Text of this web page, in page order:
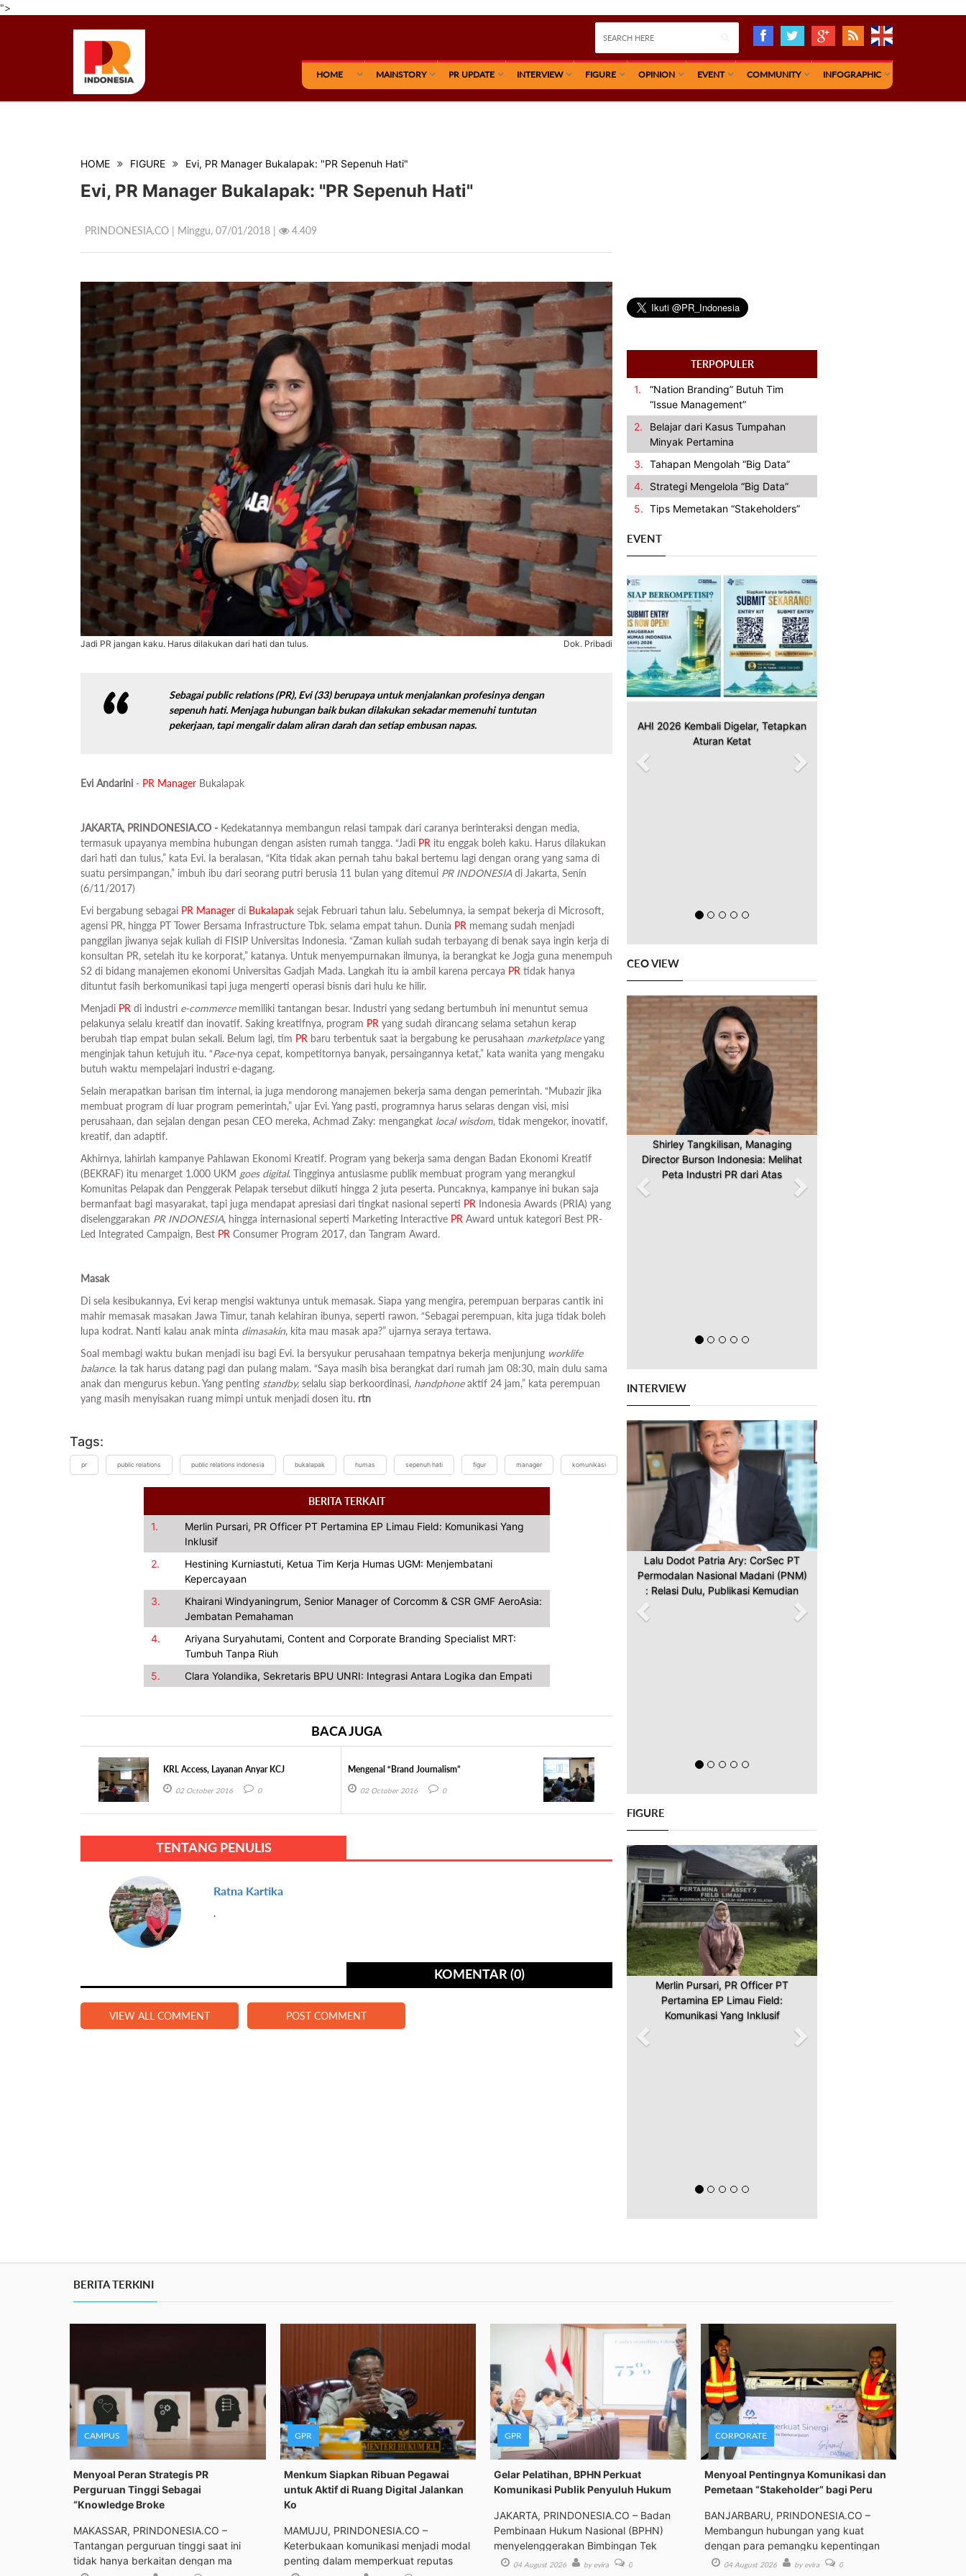
">
HOME MAINSTORY PR UPDATE INTERVIEW FIGURE OPINION EVENT COMMUNITY INFOGRAPHIC
HOME FIGURE Evi, PR Manager Bukalapak: "PR Sepenuh Hati"
Evi, PR Manager Bukalapak: "PR Sepenuh Hati"
PRINDONESIA.CO | Minggu, 07/01/2018 | 4.409
Jadi PR jangan kaku. Harus dilakukan dari hati dan tulus. Dok. Pribadi
Sebagaipublic relations(PR), Evi (33) berupaya untuk menjalankan profesinya dengan
sepenuh hati. Menjaga hubungan baik bukan dilakukan sekadar memenuhi tuntutan
pekerjaan, tapi mengalir dalam aliran darah dan setiap embusan napas.
Evi Andarini - PR Manager Bukalapak
JAKARTA, PRINDONESIA.CO - Kedekatannya membangun relasi tampak dari caranya berinteraksi dengan media,
termasuk upayanya membina hubungan dengan asisten rumah tangga. “Jadi PR itu enggak boleh kaku. Harus dilakukan
dari hati dan tulus,” kata Evi. Ia beralasan, “Kita tidak akan pernah tahu bakal bertemu lagi dengan orang yang sama di
suatu persimpangan,” imbuh ibu dari seorang putri berusia 11 bulan yang ditemui PR INDONESIAdi Jakarta, Senin
(6/11/2017)
Evi bergabung sebagai PR Manager di Bukalapak sejak Februari tahun lalu. Sebelumnya, ia sempat bekerja di Microsoft,
agensi PR, hingga PT Tower Bersama Infrastructure Tbk. selama empat tahun. Dunia PR memang sudah menjadi
panggilan jiwanya sejak kuliah di FISIP Universitas Indonesia. “Zaman kuliah sudah terbayang di benak saya ingin kerja di
konsultan PR, setelah itu ke korporat,” katanya. Untuk menyempurnakan ilmunya, ia berangkat ke Jogja guna menempuh
S2 di bidang manajemen ekonomi Universitas Gadjah Mada. Langkah itu ia ambil karena percaya PR tidak hanya
dituntut fasih berkomunikasi tapi juga mengerti operasi bisnis dari hulu ke hilir.
Menjadi PR di industri e-commercememiliki tantangan besar. Industri yang sedang bertumbuh ini menuntut semua
pelakunya selalu kreatif dan inovatif. Saking kreatifnya, program PR yang sudah dirancang selama setahun kerap
berubah tiap empat bulan sekali. Belum lagi, tim PR baru terbentuk saat ia bergabung ke perusahaan marketplaceyang
menginjak tahun ketujuh itu. “Pace-nya cepat, kompetitornya banyak, persaingannya ketat,” kata wanita yang mengaku
butuh waktu mempelajari industri e-dagang.
Selain merapatkan barisan tim internal, ia juga mendorong manajemen bekerja sama dengan pemerintah. “Mubazir jika
membuat program di luar program pemerintah,” ujar Evi. Yang pasti, programnya harus selaras dengan visi, misi
perusahaan, dan sejalan dengan pesan CEO mereka, Achmad Zaky: mengangkat local wisdom, tidak mengekor, inovatif,
kreatif, dan adaptif.
Akhirnya, lahirlah kampanye Pahlawan Ekonomi Kreatif. Program yang bekerja sama dengan Badan Ekonomi Kreatif
(BEKRAF) itu menarget 1.000 UKM goes digital. Tingginya antusiasme publik membuat program yang merangkul
Komunitas Pelapak dan Penggerak Pelapak tersebut diikuti hingga 2 juta peserta. Puncaknya, kampanye ini bukan saja
bermanfaat bagi masyarakat, tapi juga mendapat apresiasi dari tingkat nasional seperti PR Indonesia Awards (PRIA) yang
diselenggarakan PR INDONESIA, hingga internasional seperti Marketing Interactive PR Award untuk kategori Best PR-
Led Integrated Campaign, Best PR Consumer Program 2017, dan Tangram Award.
Masak
Di sela kesibukannya, Evi kerap mengisi waktunya untuk memasak. Siapa yang mengira, perempuan berparas cantik ini
mahir memasak masakan Jawa Timur, tanah kelahiran ibunya, seperti rawon. “Sebagai perempuan, kita juga tidak boleh
lupa kodrat. Nanti kalau anak minta dimasakin, kita mau masak apa?” ujarnya seraya tertawa.
Soal membagi waktu bukan menjadi isu bagi Evi. Ia bersyukur perusahaan tempatnya bekerja menjunjung worklife
balance. Ia tak harus datang pagi dan pulang malam. “Saya masih bisa berangkat dari rumah jam 08:30, main dulu sama
anak dan mengurus kebun. Yang penting standby, selalu siap berkoordinasi, handphoneaktif 24 jam,” kata perempuan
yang masih menyisakan ruang mimpi untuk menjadi dosen itu. rtn
Tags:
pr public relations public relations indonesia bukalapak humas sepenuh hati figur manager komunikasi
BERITA TERKAIT
1.
Merlin Pursari, PR Officer PT Pertamina EP Limau Field: Komunikasi Yang
Inklusif
2.
Hestining Kurniastuti, Ketua Tim Kerja Humas UGM: Menjembatani
Kepercayaan
3.
Khairani Windyaningrum, Senior Manager of Corcomm & CSR GMF AeroAsia:
Jembatan Pemahaman
4.
Ariyana Suryahutami, Content and Corporate Branding Specialist MRT:
Tumbuh Tanpa Riuh
5.
Clara Yolandika, Sekretaris BPU UNRI: Integrasi Antara Logika dan Empati
BACA JUGA
KRL Access, Layanan Anyar KCJ
02 October 2016 0
Mengenal “Brand Journalism”
02 October 2016 0
TENTANG PENULIS
Ratna Kartika
.
KOMENTAR (0)
VIEW ALL COMMENT POST COMMENT
TERPOPULER
1.
“Nation Branding” Butuh Tim
“Issue Management”
2.
Belajar dari Kasus Tumpahan
Minyak Pertamina
3. Tahapan Mengolah “Big Data”
4.
Strategi Mengelola “Big Data”
5. Tips Memetakan “Stakeholders”
EVENT
AHI 2026 Kembali Digelar, Tetapkan
Aturan Ketat
Previous Next
CEO VIEW
Shirley Tangkilisan, Managing
Director Burson Indonesia: Melihat
Peta Industri PR dari Atas
Previous Next
INTERVIEW
Lalu Dodot Patria Ary: CorSec PT
Permodalan Nasional Madani (PNM)
: Relasi Dulu, Publikasi Kemudian
Previous Next
FIGURE
Merlin Pursari, PR Officer PT
Pertamina EP Limau Field:
Komunikasi Yang Inklusif
Previous Next
BERITA TERKINI
CAMPUS
Menyoal Peran Strategis PR
Perguruan Tinggi Sebagai
“Knowledge Broke
MAKASSAR, PRINDONESIA.CO –
Tantangan perguruan tinggi saat ini
tidak hanya berkaitan dengan ma
GPR
Menkum Siapkan Ribuan Pegawai
untuk Aktif di Ruang Digital Jalankan
Ko
MAMUJU, PRINDONESIA.CO –
Keterbukaan komunikasi menjadi modal
penting dalam memperkuat reputas
GPR
Gelar Pelatihan, BPHN Perkuat
Komunikasi Publik Penyuluh Hukum
JAKARTA, PRINDONESIA.CO – Badan
Pembinaan Hukum Nasional (BPHN)
menyelenggerakan Bimbingan Tek
04 August 2026 by evira 0
CORPORATE
Menyoal Pentingnya Komunikasi dan
Pemetaan “Stakeholder” bagi Peru
BANJARBARU, PRINDONESIA.CO –
Membangun hubungan yang kuat
dengan para pemangku kepentingan
(st
04 August 2026 by evira 0